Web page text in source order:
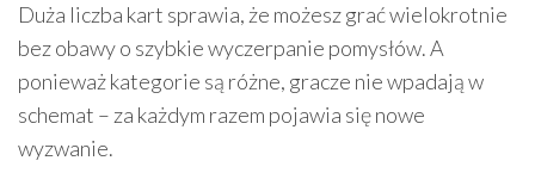
Duża liczba kart sprawia, że możesz grać wielokrotnie
bez obawy o szybkie wyczerpanie pomysłów. A
ponieważ kategorie są różne, gracze nie wpadają w
schemat – za każdym razem pojawia się nowe
wyzwanie.